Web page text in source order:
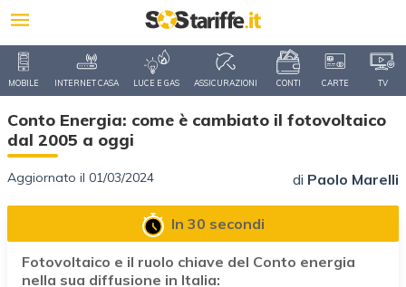
MOBILE INTERNET CASA LUCE E GAS ASSICURAZIONI CONTI CARTE TV
Conto Energia: come è cambiato il fotovoltaico
dal 2005 a oggi
Aggiornato il 01/03/2024 di Paolo Marelli
In 30 secondi
Fotovoltaico e il ruolo chiave del Conto energia
nella sua diffusione in Italia: